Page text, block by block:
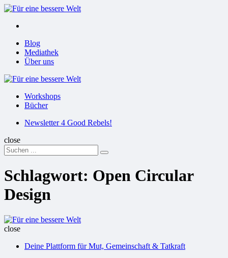
Menu
Menu
Blog
Mediathek
Über uns
Für
Workshops
Bücher
SuchenNewsletter 4 Good Rebels!
close
Search
for:
Suchen
Schlagwort: Open Circular
Design
Für
Welt
close
Deine Plattform für Mut, Gemeinschaft & Tatkraft